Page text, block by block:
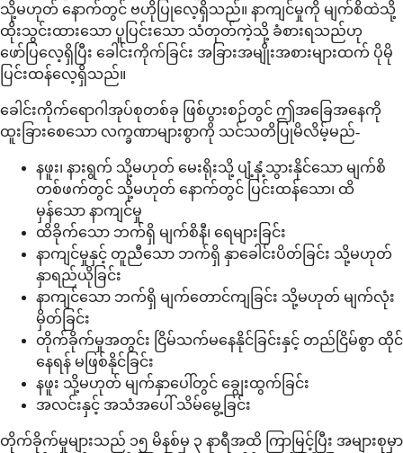
သို့မဟုတ် နောက်တွင် ဗဟိုပြုလေ့ရှိသည်။ နာကျင်မှုကို မျက်စိထဲသို့
ထိုးသွင်းထားသော ပူပြင်းသော သံတုတ်ကဲ့သို့ ခံစားရသည်ဟု
ဖော်ပြလေ့ရှိပြီး ခေါင်းကိုက်ခြင်း အခြားအမျိုးအစားများထက် ပိုမို
ပြင်းထန်လေ့ရှိသည်။
ခေါင်းကိုက်ရောဂါအုပ်စုတစ်ခု ဖြစ်ပွားစဉ်တွင် ဤအခြေအနေကို
ထူးခြားစေသော လက္ခဏာများစွာကို သင်သတိပြုမိလိမ့်မည်-
နဖူး၊ နားရွက် သို့မဟုတ် မေးရိုးသို့ ပျံ့နှံ့သွားနိုင်သော မျက်စိ
တစ်ဖက်တွင် သို့မဟုတ် နောက်တွင် ပြင်းထန်သော၊ ထိ
မှန်သော နာကျင်မှု
ထိခိုက်သော ဘက်ရှိ မျက်စိနီ၊ ရေများခြင်း
နာကျင်မှုနှင့် တူညီသော ဘက်ရှိ နှာခေါင်းပိတ်ခြင်း သို့မဟုတ်
နှာရည်ယိုခြင်း
နာကျင်သော ဘက်ရှိ မျက်တောင်ကျခြင်း သို့မဟုတ် မျက်လုံး
မှိတ်ခြင်း
တိုက်ခိုက်မှုအတွင်း ငြိမ်သက်မနေနိုင်ခြင်းနှင့် တည်ငြိမ်စွာ ထိုင်
နေရန် မဖြစ်နိုင်ခြင်း
နဖူး သို့မဟုတ် မျက်နှာပေါ်တွင် ချွေးထွက်ခြင်း
အလင်းနှင့် အသံအပေါ် သိမ်မွေ့ခြင်း
တိုက်ခိုက်မှုများသည် ၁၅ မိနစ်မှ ၃ နာရီအထိ ကြာမြင့်ပြီး အများစုမှာ